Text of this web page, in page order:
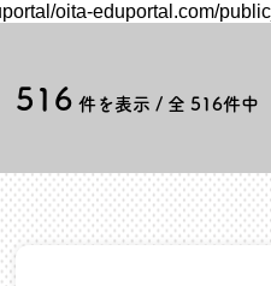
oita-eduportal.com/
516 件を表示 / 全 516件中